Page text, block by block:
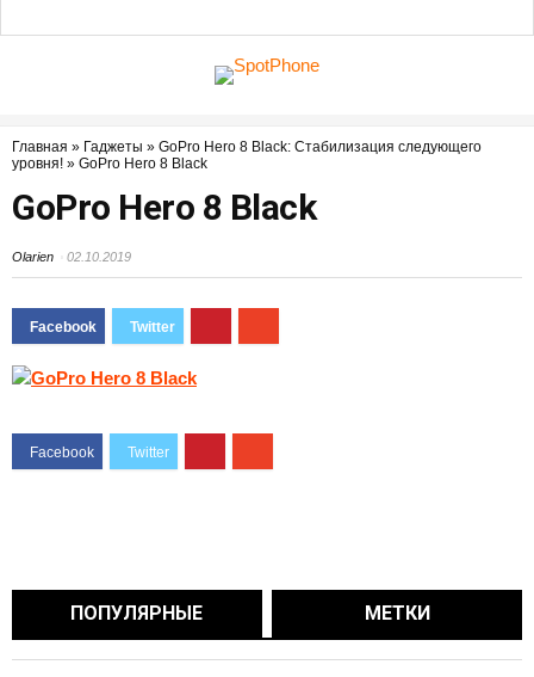
Главная » Гаджеты » GoPro Hero 8 Black: Стабилизация следующего
уровня! » GoPro Hero 8 Black
GoPro Hero 8 Black
Olarien 02.10.2019
ПОПУЛЯРНЫЕ МЕТКИ